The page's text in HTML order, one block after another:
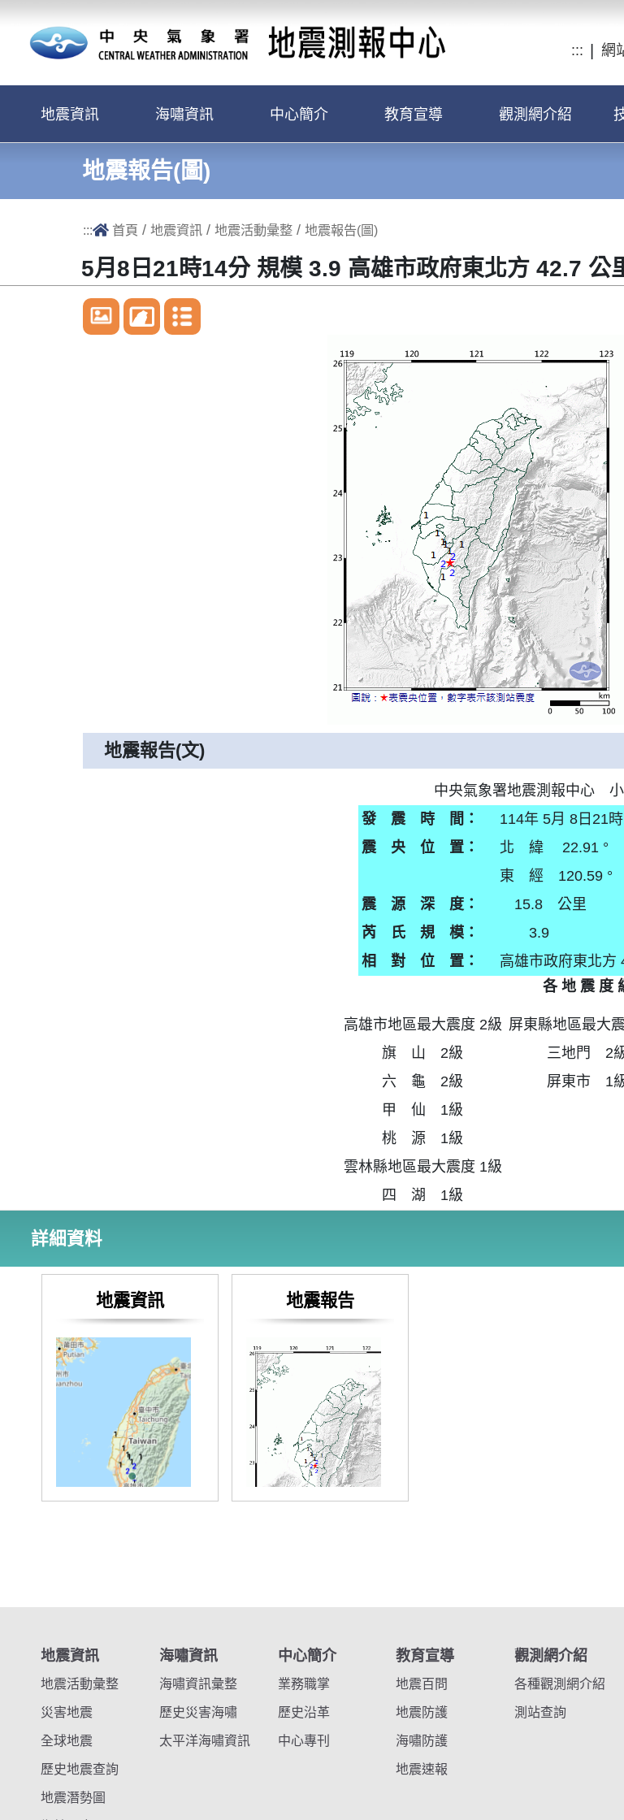
::: 網
地震資訊 海嘯資訊 中心簡介 教育宣導 觀測網介紹
地震報告(圖)
::: 首頁 / 地震資訊 / 地震活動彙整 / 地震報告(圖)
5月8日21時14分 規模 3.9 高雄市政府東北方 42.7 公
地震報告(文)
中央氣象署地震測報中心
發 震 時 間：
114年 5月 8日21
震 央 位 置：
北 緯 22.91 °
東 經 120.59 °
震 源 深 度：
15.8 公里
芮 氏 規 模：
3.9
相 對 位 置：
高雄市政府東北方
各 地 震 度
高雄市地區最大震度 2級 屏東縣地區最大
旗 山 2級
三地門 2
六 龜 2級
屏東市 1
甲 仙 1級
桃 源 1級
雲林縣地區最大震度 1級
四 湖 1級
詳細資料
地震資訊 地震報告
地震資訊
地震活動彙整
災害地震
全球地震
歷史地震查詢
地震潛勢圖
海嘯資訊
海嘯資訊彙整
歷史災害海嘯
太平洋海嘯資訊
中心簡介
業務職掌
歷史沿革
中心專刊
教育宣導
地震百問
地震防護
海嘯防護
地震速報
觀測網介紹
各種觀測網介紹
測站查詢